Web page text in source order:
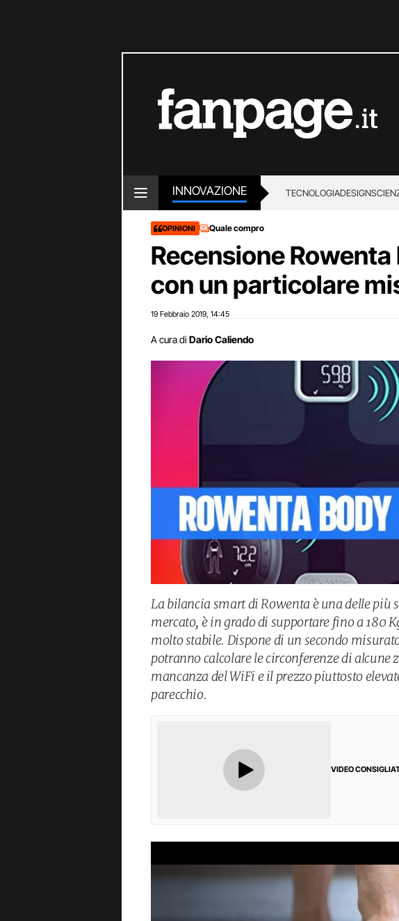
INNOVAZIONE TECNOLOGIADESIGN
OPINIONI Quale compro
Recensione
con un particolare
19 Febbraio 2019 14:45
A cura di Dario Caliendo
La bilancia smart di Rowenta è una delle più
mercato, è in grado di supportare fino a 180
molto stabile. Dispone di un secondo
potranno calcolare le circonferenze di alcune
mancanza del WiFi e il prezzo piuttosto
parecchio.
VIDEO